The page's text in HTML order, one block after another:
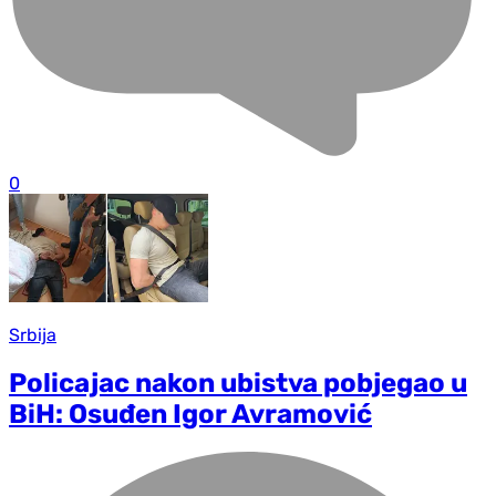
0
Srbija
Policajac nakon ubistva pobjegao u
BiH: Osuđen Igor Avramović